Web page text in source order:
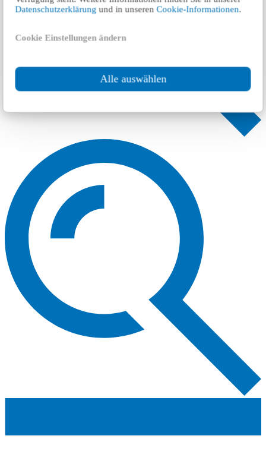
Datenschutzerklärung und in unserenCookie-Informationen.
Cookie Einstellungen ändern
Alle auswählen